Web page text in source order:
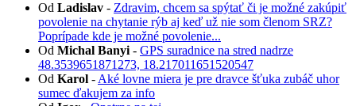
Od Ladislav - Zdravim, chcem sa spýtať či je možné zakúpiť
povolenie na chytanie rýb aj keď už nie som členom SRZ?
Poprípade kde je možné povolenie...
Od Michal Banyi - GPS suradnice na stred nadrze
48.3539651871273, 18.217011651520547
Od Karol - Aké lovne miera je pre dravce šťuka zubáč uhor
sumec ďakujem za info